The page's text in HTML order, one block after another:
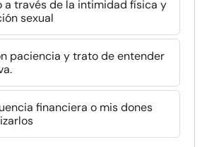
a través de la intimidad física y
sexual
paciencia y trato de entender
financiera o mis dones